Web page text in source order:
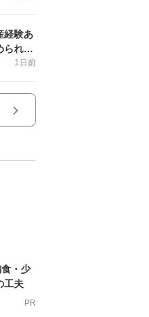
経験あ
られ＜
1日前
・少
工夫
PR